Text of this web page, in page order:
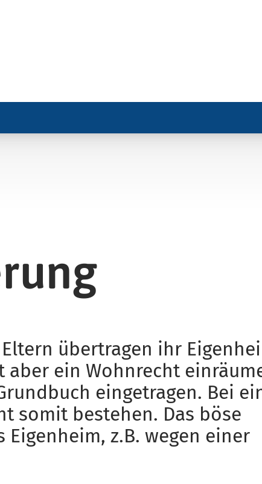
übertragen ihr
aber ein Wohnrecht
eingetragen. Bei
somit bestehen. Das böse
z.B. wegen einer